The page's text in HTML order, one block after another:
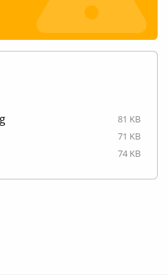
81 KB
71 KB
74 KB